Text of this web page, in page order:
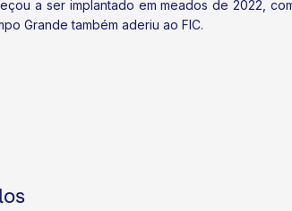
a ser implantado em meados de 2022,
Grande também aderiu ao FIC.
o cooperativismo na 1ª Frente Parlamentar do